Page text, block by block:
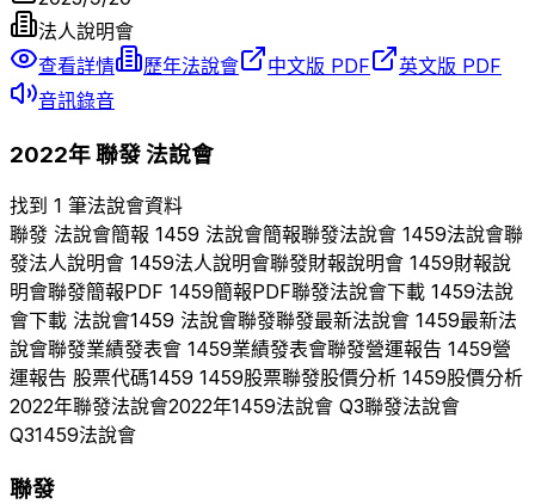
法人說明會
查看詳情
歷年法說會 中文版 PDF
英文版 PDF
音訊錄音
2022年聯發法說會
找到 1 筆法說會資料
聯發 法說會簡報 1459 法說會簡報聯發法說會 1459法說會聯
發法人說明會 1459法人說明會聯發財報說明會 1459財報說
明會聯發簡報PDF 1459簡報PDF聯發法說會下載 1459法說
會下載 法說會1459 法說會聯發聯發最新法說會 1459最新法
說會聯發業績發表會 1459業績發表會聯發營運報告 1459營
運報告 股票代碼1459 1459股票聯發股價分析 1459股價分析
2022年聯發法說會2022年1459法說會 Q3聯發法說會
Q31459法說會
聯發